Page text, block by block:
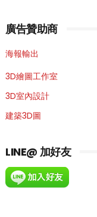
廣告贊助商
海報輸出
3D繪圖工作室
3D室內設計
建築3D圖
LINE@ 加好友